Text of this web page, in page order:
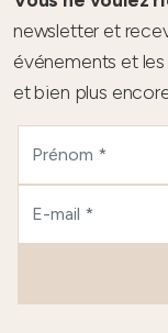
newsletter et
événements et
et bien plus